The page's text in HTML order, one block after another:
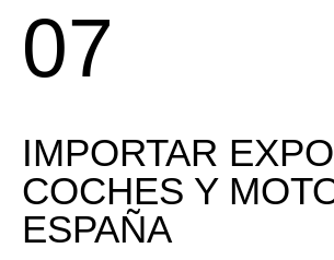
07
IMPORTAR
COCHES Y
ESPAÑA